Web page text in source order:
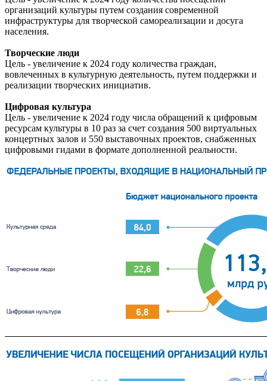
организаций культуры путем создания современной
инфраструктуры для творческой самореализации и досуга
населения.
Творческие люди
Цель - увеличение к 2024 году количества граждан,
вовлеченных в культурную деятельность, путем поддержки и
реализации творческих инициатив.
Цифровая культура
Цель - увеличение к 2024 году числа обращений к цифровым
ресурсам культуры в 10 раз за счет создания 500 виртуальных
концертных залов и 550 выставочных проектов, снабженных
цифровыми гидами в формате дополненной реальности.